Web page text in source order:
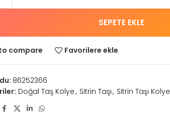
SEPETE EKLE
compare Favorilere ekle
86252366
Doğal Taş Kolye, Sitrin Taşı, Sitrin Taşı Kolye